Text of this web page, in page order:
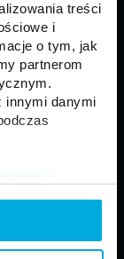
treści
i
o tym, jak
partnerom
innymi danymi